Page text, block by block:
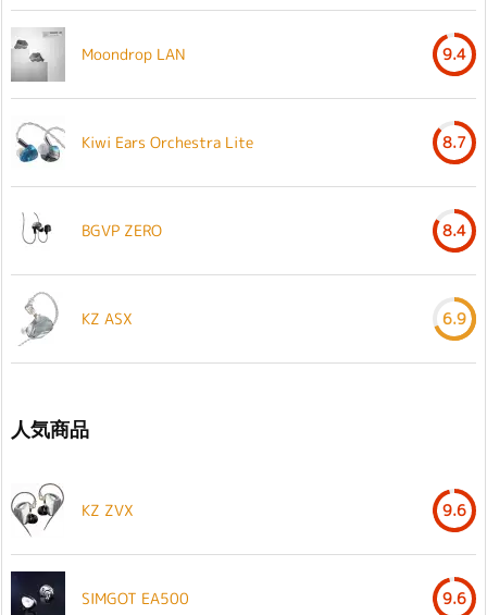
Moondrop LAN 9.4
Kiwi Ears Orchestra Lite 8.7
BGVP ZERO 8.4
KZ ASX 6.9
人気商品
KZ ZVX 9.6
SIMGOT EA500 9.6